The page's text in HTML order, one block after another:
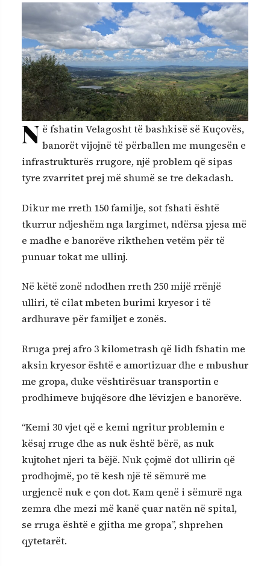
N ë fshatin Velagosht të bashkisë së Kuçovës,
banorët vijojnë të përballen me mungesën e
infrastrukturës rrugore, një problem që sipas
tyre zvarritet prej më shumë se tre dekadash.
Dikur me rreth 150 familje, sot fshati është
tkurrur ndjeshëm nga largimet, ndërsa pjesa më
e madhe e banorëve rikthehen vetëm për të
punuar tokat me ullinj.
Në këtë zonë ndodhen rreth 250 mijë rrënjë
ulliri, të cilat mbeten burimi kryesor i të
ardhurave për familjet e zonës.
Rruga prej afro 3 kilometrash që lidh fshatin me
aksin kryesor është e amortizuar dhe e mbushur
me gropa, duke vështirësuar transportin e
prodhimeve bujqësore dhe lëvizjen e banorëve.
“Kemi 30 vjet që e kemi ngritur problemin e
kësaj rruge dhe as nuk është bërë, as nuk
kujtohet njeri ta bëjë. Nuk çojmë dot ullirin që
prodhojmë, po të kesh një të sëmurë me
urgjencë nuk e çon dot. Kam qenë i sëmurë nga
zemra dhe mezi më kanë çuar natën në spital,
se rruga është e gjitha me gropa”, shprehen
qytetarët.